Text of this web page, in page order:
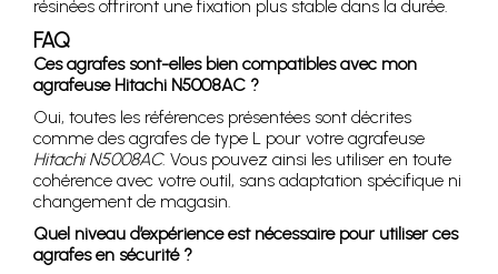
résinées offriront une fixation plus stable dans la durée.
FAQ
Ces agrafes sont-elles bien compatibles avec mon
agrafeuse Hitachi N5008AC ?
Oui, toutes les références présentées sont décrites
comme des agrafes de type L pour votre agrafeuse
Hitachi N5008AC. Vous pouvez ainsi les utiliser en toute
cohérence avec votre outil, sans adaptation spécifique ni
changement de magasin.
Quel niveau d’expérience est nécessaire pour utiliser ces
agrafes en sécurité ?